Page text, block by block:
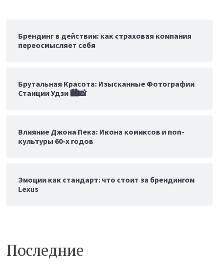
Брендинг в действии: как страховая компания
переосмысляет себя
Брутальная Красота: Изысканные Фотографии
Станции Удзи 🏙️📸
Влияние Джона Пека: Икона комиксов и поп-
культуры 60-х годов
Эмоции как стандарт: что стоит за брендингом
Lexus
Последние